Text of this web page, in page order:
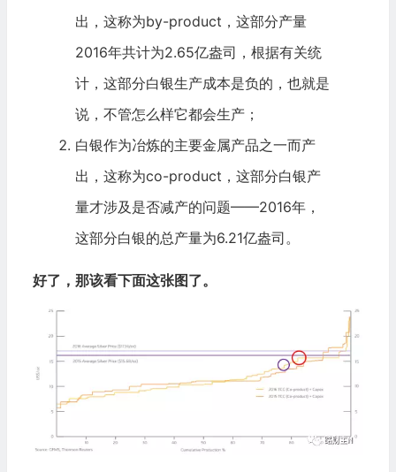
出，这称为by-product，这部分产量
2016年共计为2.65亿盎司，根据有关统
计，这部分白银生产成本是负的，也就是
说，不管怎么样它都会生产；
白银作为冶炼的主要金属产品之一而产
出，这称为co-product，这部分白银产
量才涉及是否减产的问题——2016年，
这部分白银的总产量为6.21亿盎司。
好了，那该看下面这张图了。